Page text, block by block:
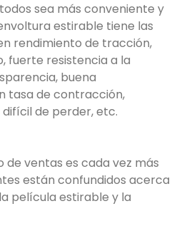
sea más conveniente y
estirable tiene las
rendimiento de tracción,
fuerte resistencia a la
buena
tasa de contracción,
de perder, etc.
de ventas es cada vez más
están confundidos acerca
película estirable y la